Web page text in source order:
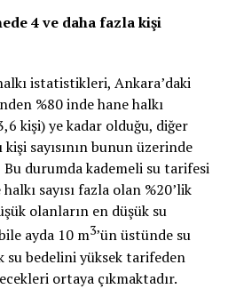
4 ve daha fazla kişi
istatistikleri, Ankara’daki
%80 inde hane halkı
kişi) ye kadar olduğu, diğer
kişi sayısının bunun üzerinde
durumda kademeli su tarifesi
sayısı fazla olan %20’lik
olanların en düşük su
ayda 10 m3’ün üstünde su
su bedelini yüksek tarifeden
ortaya çıkmaktadır.